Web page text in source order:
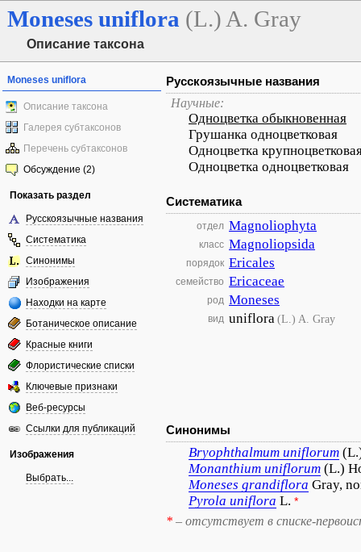
Moneses uniflora (L.) A. Gray
Описание таксона
Moneses uniflora
Описание таксона
Галерея субтаксонов
Перечень субтаксонов
Обсуждение (2)
Показать раздел
Русскоязычные названия
Систематика
Синонимы
Изображения
Находки на карте
Ботаническое описание
Красные книги
Флористические списки
Ключевые признаки
Веб-ресурсы
Ссылки для публикаций
Изображения
Выбрать...
Русскоязычные названия
Научные:
Одноцветка обыкновенная
Грушанка одноцветковая
Одноцветка
Одноцветка одноцветковая
Систематика
отдел Magnoliophyta
класс Magnoliopsida
порядок Ericales
семейство Ericaceae
род Moneses
вид uniflora(L.) A. Gray
Синонимы
Bryophthalmum uniflorum
Monanthium uniflorum (L.)
Moneses grandiflora Gray,
Pyrola uniflora L. *
* – отсутствует в списке-